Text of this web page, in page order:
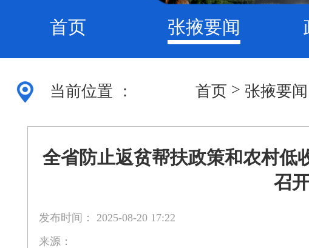
首页 张掖要闻
当前位置 ： 首页 > 张掖要闻
全省防止返贫帮扶政策和农村低
召
发布时间： 2025-08-20 17:22
来源：